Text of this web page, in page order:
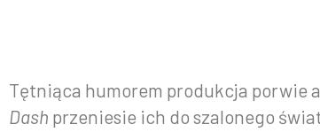
Tętniąca humorem produkcja porwie
Dash przeniesie ich do szalonego